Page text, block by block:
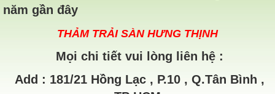
năm gần đây
THẢM TRẢI SÀN HƯNG THỊNH
Mọi chi tiết vui lòng liên hệ :
Add : 181/21 Hồng Lạc , P.10 , Q.Tân Bình ,